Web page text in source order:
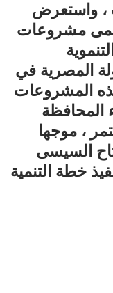
، واستعرض
مشروعات
المصرية في
المشروعات
المحافظة
، موجها
السيسى
خطة التنمية